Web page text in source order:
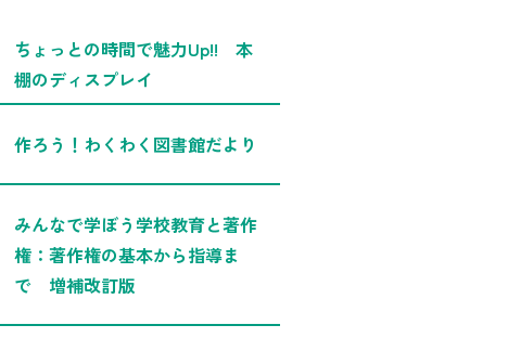
ちょっとの時間で魅力Up!! 本
棚のディスプレイ
作ろう！わくわく図書館だより
みんなで学ぼう学校教育と著作
権：著作権の基本から指導ま
で 増補改訂版